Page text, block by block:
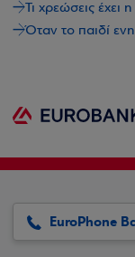
Τι χρεώσεις έχει
Όταν το παιδί
EuroPhone